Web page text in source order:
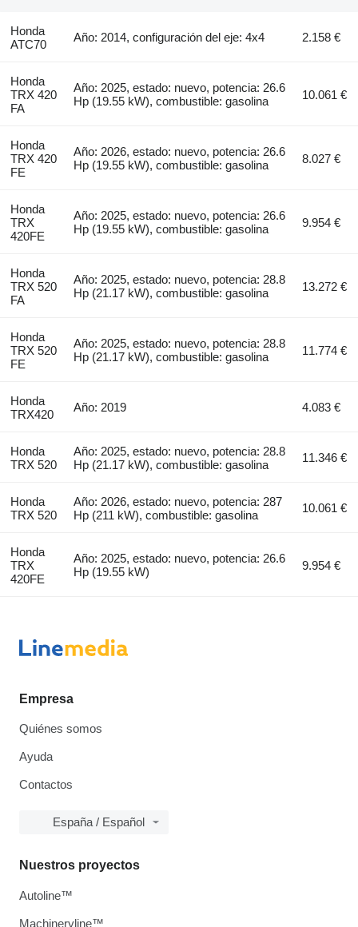
Honda
ATC70
Año: 2014, configuración del eje: 4x4 2.158 €
Honda
TRX 420
FA
Año: 2025, estado: nuevo, potencia: 26.6
Hp (19.55 kW), combustible: gasolina
10.061 €
Honda
TRX 420
FE
Año: 2026, estado: nuevo, potencia: 26.6
Hp (19.55 kW), combustible: gasolina
8.027 €
Honda
TRX
420FE
Año: 2025, estado: nuevo, potencia: 26.6
Hp (19.55 kW), combustible: gasolina
9.954 €
Honda
TRX 520
FA
Año: 2025, estado: nuevo, potencia: 28.8
Hp (21.17 kW), combustible: gasolina
13.272 €
Honda
TRX 520
FE
Año: 2025, estado: nuevo, potencia: 28.8
Hp (21.17 kW), combustible: gasolina
11.774 €
Honda
TRX420
Año: 2019 4.083 €
Honda
TRX 520
Año: 2025, estado: nuevo, potencia: 28.8
Hp (21.17 kW), combustible: gasolina
11.346 €
Honda
TRX 520
Año: 2026, estado: nuevo, potencia: 287
Hp (211 kW), combustible: gasolina
10.061 €
Honda
TRX
420FE
Año: 2025, estado: nuevo, potencia: 26.6
Hp (19.55 kW)
9.954 €
Empresa
Quiénes somos
Ayuda
Contactos
España / Español
Nuestros proyectos
Autoline™
Machineryline™